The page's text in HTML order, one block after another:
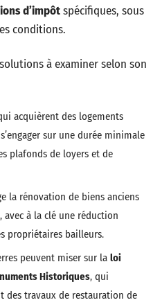
d’impôtspécifiques, sous
conditions.
à examiner selon son
acquièrent des logements
sur une durée minimale
plafonds de loyers et de
la rénovation de biens anciens
avec à la clé une réduction
propriétaires bailleurs.
peuvent miser sur la loi
Historiques, qui
des travaux de restauration de